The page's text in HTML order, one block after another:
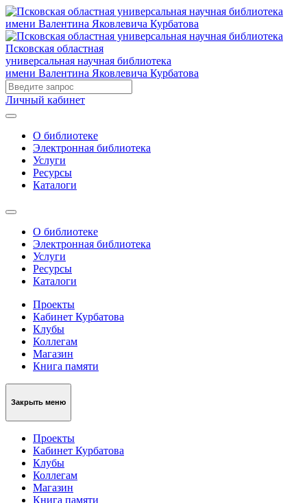
Псковская областная
универсальная научная библиотека
имени Валентина Яковлевича Курбатова
Личный кабинет
О библиотеке
Электронная библиотека
Услуги
Ресурсы
Каталоги
О библиотеке
Электронная библиотека
Услуги
Ресурсы
Каталоги
Проекты
Кабинет Курбатова
Клубы
Коллегам
Магазин
Книга памяти
Закрыть меню
Проекты
Кабинет Курбатова
Клубы
Коллегам
Магазин
Книга памяти